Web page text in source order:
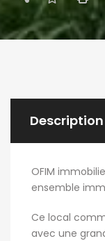
Description
OFIM
ensemble
Ce local
avec une